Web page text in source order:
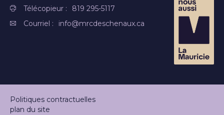
Télécopieur :
819 295-5117
Courriel :
info@mrcdeschenaux.ca
Politiques contractuelles
plan du site